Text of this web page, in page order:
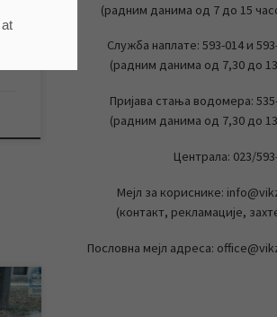
(радним данима од 7 до 15
Служба наплате: 593-014 и
(радним данима од 7,30 до
Пријава стања водомера:
(радним данима од 7,30 до
Централа: 023/
Мејл за кориснике:
(контакт, рекламације,
Пословна мејл адреса: